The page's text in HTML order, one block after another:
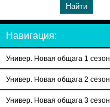
Навигация:
Универ. Новая общага 1 сезон
Универ. Новая общага 2 сезон
Универ. Новая общага 3 сезон